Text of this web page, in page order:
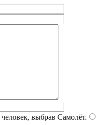
выбрав Самолёт.